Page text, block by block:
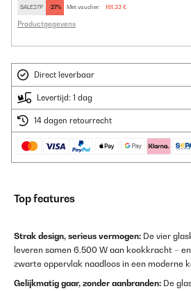
SALE27P -27% Met voucher: 161,32 €
Productgegevens
Direct leverbaar
Levertijd: 1 dag
14 dagen retourrecht
Top features
Strak design, serieus vermogen: De vier
leveren samen 6.500 W aan kookkracht –
zwarte oppervlak naadloos in een moderne
Gelijkmatig gaar, zonder aanbranden: De